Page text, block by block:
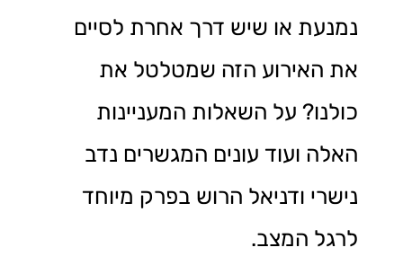
נמנעת או שיש דרך אחרת לסיים
את האירוע הזה שמטלטל את
כולנו? על השאלות המעניינות
האלה ועוד עונים המגשרים נדב
נישרי ודניאל הרוש בפרק מיוחד
לרגל המצב.